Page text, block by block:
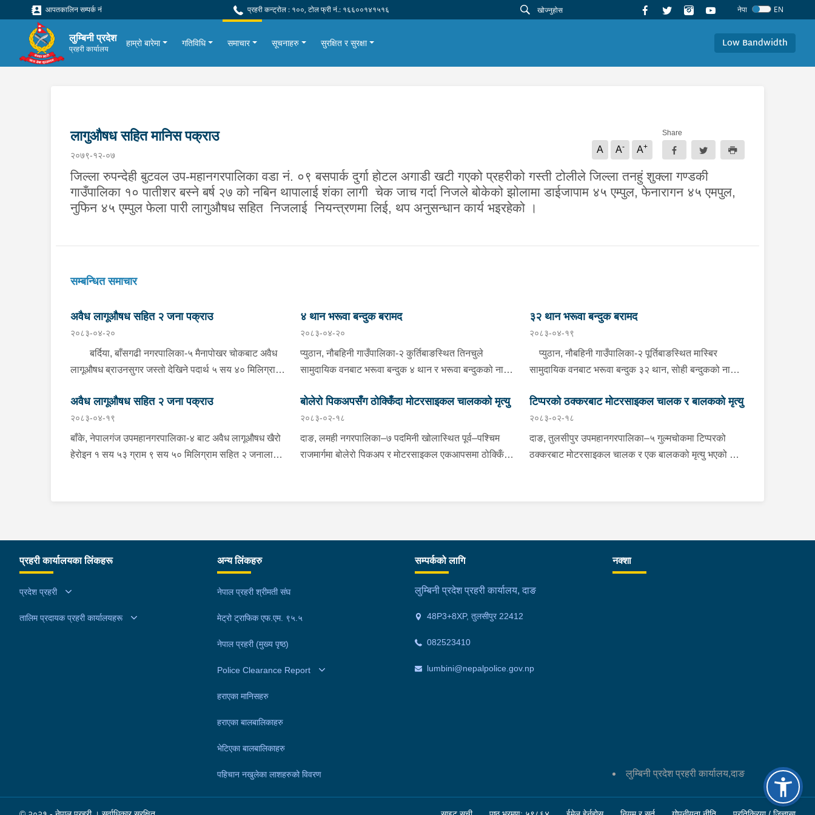
आपतकालिन सम्पर्क नं प्रहरी कन्ट्रोल : १००, टोल फ्री नं.: १६६००१४१५१६ नेपा EN
लुम्बिनी प्रदेश
प्रहरी कार्यालय
हाम्रो बारेमा गतिविधि समाचार सूचनाहरु सुरक्षित र सुरक्षा Low Bandwidth
लागुऔषध सहित मानिस पक्राउ
२०७९-१२-०७
A A- A+
Share
जिल्ला रुपन्देही बुटवल उप-महानगरपालिका वडा नं. ०९ बसपार्क दुर्गा होटल अगाडी खटी गएको प्रहरीको गस्ती टोलीले जिल्ला तनहुं शुक्ला गण्डकी
गाउँपालिका १० पातीशर बस्ने बर्ष २७ को नबिन थापालाई शंका लागी चेक जाच गर्दा निजले बोकेको झोलामा डाईजापाम ४५ एम्पुल, फेनारागन ४५ एमपुल,
नुफिन ४५ एम्पुल फेला पारी लागुऔषध सहित निजलाई नियन्त्रणमा लिई, थप अनुसन्धान कार्य भइरहेको ।
सम्बन्धित समाचार
अवैध लागूऔषध सहित २ जना पक्राउ
२०८३-०४-२०
बर्दिया, बाँसगढी नगरपालिका-५ मैनापोखर चोकबाट अवैध
लागूऔषध ब्राउनसुगर जस्तो देखिने पदार्थ ५ सय ४० मिलिग्राम
पक्राउ पर्नेहरूमा सोही नगरपालिका-६ बस्ने २४ वर्षीय किरण
नेपाली र ३६ वर्षीय सतिराम थारू रहेका छन् । इलाका प्रहरी
कार्यालय मोतिपुरबाट खटिएको प्रहरीले दमौलीबाट बासगढीतर्फ
आउँदै गरेको भे.५ प २०३९ नम्बरको मोटरसाइकलमा सवार
४ थान भरूवा बन्दुक बरामद
२०८३-०४-२०
प्युठान, नौबहिनी गाउँपालिका-२ कुर्तिबाङस्थित तिनचुले
सामुदायिक वनबाट भरूवा बन्दुक ४ थान र भरूवा बन्दुकको नाल
कार्यालय लुङबाहानेबाट खटिएको प्रहरीले उक्त बन्दुक फेला
पारी बरामद गरेको हो । यस सम्बन्धमा प्रहरीले आवश्यक
अनुसन्धान गरिरहेको छ ।
३२ थान भरूवा बन्दुक बरामद
२०८३-०४-१९
प्युठान, नौबहिनी गाउँपालिका-२ पूर्तिबाङस्थित मास्बिर
सामुदायिक वनबाट भरूवा बन्दुक ३२ थान, सोही बन्दुकको नाल
बिहान प्रहरीले बरामद गरेको छ । इलाका प्रहरी कार्यालय
लुङबाहानेबाट खटिएको प्रहरीले उक्त हातहतियार फेला पारी
बरामद गरेको हो । यस सम्बन्धमा प्रहरीले आवश्यक
अनुसन्धान गरिरहेको छ ।
अवैध लागूऔषध सहित २ जना पक्राउ
२०८३-०४-१९
बाँके, नेपालगंज उपमहानगरपालिका-४ बाट अवैध लागूऔषध खैरो
हेरोइन १ सय ५३ ग्राम ९ सय ५० मिलिग्राम सहित २ जनालाई
सहित पक्राउ गरेको हो । थप अनुसन्धानको क्रममा प्रहरीले
अरूण कुमारको घर तलासी गर्दा थप ४ सय २५ ग्राम खैरो हेरोइन,
नगद १ लाख ८० हजार नेपाली रूपैयाँ, २ लाख १४ हजार भारतीय
।यस सम्बन्धमा प्रहरीले आवश्यक अनुसन्धान गरिरहेको छ ।
बोलेरो पिकअपसँग ठोक्किँदा मोटरसाइकल चालकको मृत्यु
२०८३-०२-१८
दाङ, लमही नगरपालिका–७ पदमिनी खोलास्थित पूर्व–पश्चिम
राजमार्गमा बोलेरो पिकअप र मोटरसाइकल एकआपसमा ठोक्किँदा
वर्षीय खिम तिमिल्सिना गम्भीर घाइते भएका थिए।घाइते
तिमिल्सिनालाई उपचारका लागि लमही अस्पताल दाङ लगिएकोमा
चिकित्सकले मृत घोषणा गरेका थिए।दुर्घटनामा संलग्न बोलेरो
वर्षीय रोहन चौधरी, बोलेरो पिकअप तथा मोटरसाइकल प्रहरी
सम्बन्धमा प्रहरीले थप अनुसन्धान गरिरहेको छ।
टिप्परको ठक्करबाट मोटरसाइकल चालक र बालकको मृत्यु
२०८३-०२-१८
दाङ, तुलसीपुर उपमहानगरपालिका–५ गुल्मचोकमा टिप्परको
ठक्करबाट मोटरसाइकल चालक र एक बालकको मृत्यु भएको छ।
मनोज नेपालीको टाउको र छातीमा गम्भीर चोट लागेको थियो भने
मिनाराज नेपाली पनि गम्भीर घाइते भएका थिए। अनुषा नेपालीको
मिनाराज नेपाली र मनोज नेपाली मृत घोषणा गरेका थिए।मृतक
रहेका छन्। घटनाका सम्बन्धमा प्रहरीले आवश्यक अनुसन्धान
प्रहरी कार्यालयका लिंकहरू
प्रदेश प्रहरी
तालिम प्रदायक प्रहरी कार्यालयहरू
अन्य लिंकहरु
नेपाल प्रहरी श्रीमती संघ
मेट्रो ट्राफिक एफ.एम. ९५.५
नेपाल प्रहरी (मुख्य पृष्ठ)
Police Clearance Report
हराएका मानिसहरु
हराएका बालबालिकाहरु
भेटिएका बालबालिकाहरु
पहिचान नखुलेका लाशहरुको विवरण
सम्पर्कको लागि
लुम्बिनी प्रदेश प्रहरी कार्यालय, दाङ
48P3+8XP, तुलसीपुर 22412
082523410
lumbini@nepalpolice.gov.np
नक्शा
लुम्बिनी प्रदेश प्रहरी कार्यालय,दाङ